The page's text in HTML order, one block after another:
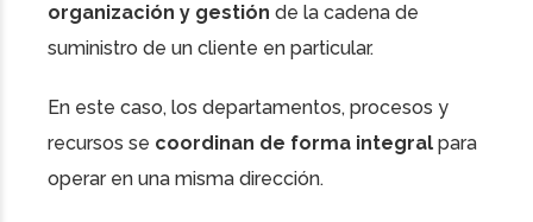
organización y gestión de la cadena de
suministro de un cliente en particular.
En este caso, los departamentos, procesos y
recursos se coordinan de forma integral para
operar en una misma dirección.